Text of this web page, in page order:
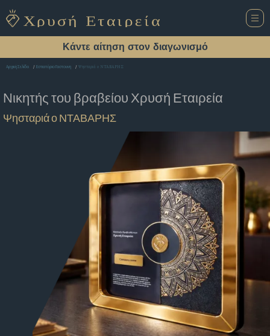
Κάντε αίτηση στον διαγωνισμό
Αρχική Σελίδα Εστιατόριο Γαστουνη Ψησταριά ο ΝΤΑΒΑΡΗΣ
Νικητής του βραβείου Χρυσή Εταιρεία
Ψησταριά ο ΝΤΑΒΑΡΗΣ